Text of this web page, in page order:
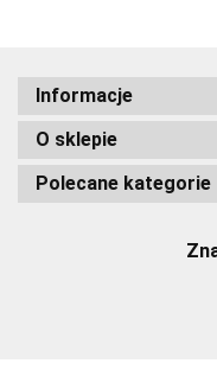
Informacje
O sklepie
Polecane kategorie